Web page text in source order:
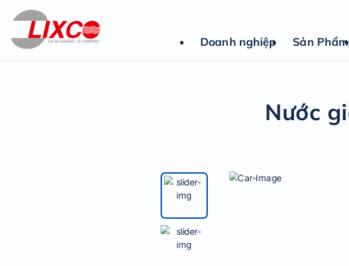
Doanh nghiệp Sản Phẩm